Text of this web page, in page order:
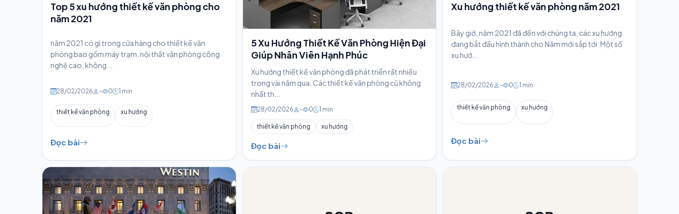
Top 5 xu hướng thiết kế văn phòng cho
năm 2021
năm 2021 có gì trong cửa hàng cho thiết kế văn
phòng bao gồm máy trạm, nội thất văn phòng công
nghệ cao, không...
28/02/2026 - 0 1 min
thiết kế văn phòng xu hướng
Đọc bài
5 Xu Hướng Thiết Kế Văn Phòng Hiện Đại
Giúp Nhân Viên Hạnh Phúc
Xu hướng thiết kế văn phòng đã phát triển rất nhiều
trong vài năm qua. Các thiết kế văn phòng cũ không
nhất th...
28/02/2026 - 0 1 min
thiết kế văn phòng xu hướng
Đọc bài
Xu hướng thiết kế văn phòng năm 2021
Bây giờ, năm 2021 đã đến với chúng ta, các xu hướng
đang bắt đầu hình thành cho Năm mới sắp tới. Một số
xu hướ...
28/02/2026 - 0 1 min
thiết kế văn phòng xu hướng
Đọc bài